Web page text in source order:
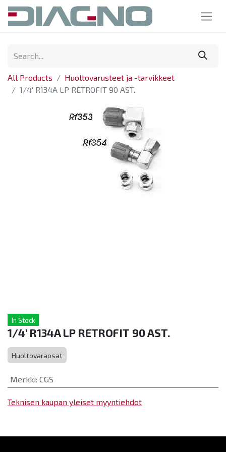
All Products
Huoltovarusteet ja -tarvikkeet
1/4' R134A LP RETROFIT 90 AST.
In Stock
1/4' R134A LP RETROFIT 90 AST.
Huoltovaraosat
Merkki: CGS
Teknisen kaupan yleiset myyntiehdot